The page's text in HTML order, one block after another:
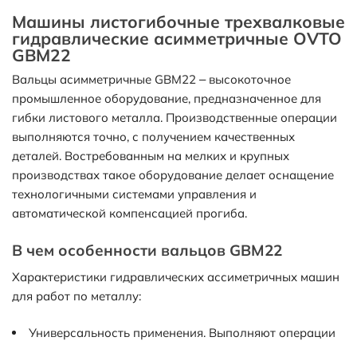
Машины листогибочные трехвалковые
гидравлические асимметричные OVTO
GBM22
Вальцы асимметричные GBM22 – высокоточное
промышленное оборудование, предназначенное для
гибки листового металла. Производственные операции
выполняются точно, с получением качественных
деталей. Востребованным на мелких и крупных
производствах такое оборудование делает оснащение
технологичными системами управления и
автоматической компенсацией прогиба.
В чем особенности вальцов GBM22
Характеристики гидравлических ассиметричных машин
для работ по металлу:
Универсальность применения. Выполняют операции